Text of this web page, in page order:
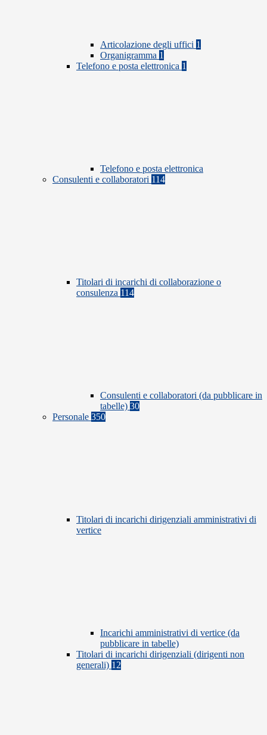
Articolazione degli uffici 1
Organigramma 1
Telefono e posta elettronica 1
Telefono e posta elettronica
Consulenti e collaboratori 114
Titolari di incarichi di collaborazione o
consulenza 114
Consulenti e collaboratori (da pubblicare in
tabelle) 30
Personale 350
Titolari di incarichi dirigenziali amministrativi di
vertice
Incarichi amministrativi di vertice (da
pubblicare in tabelle)
Titolari di incarichi dirigenziali (dirigenti non
generali) 12